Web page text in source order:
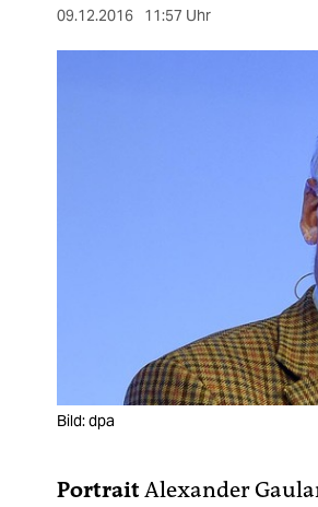
09.12.2016 11:57 Uhr
Bild: dpa
Portrait Alexander